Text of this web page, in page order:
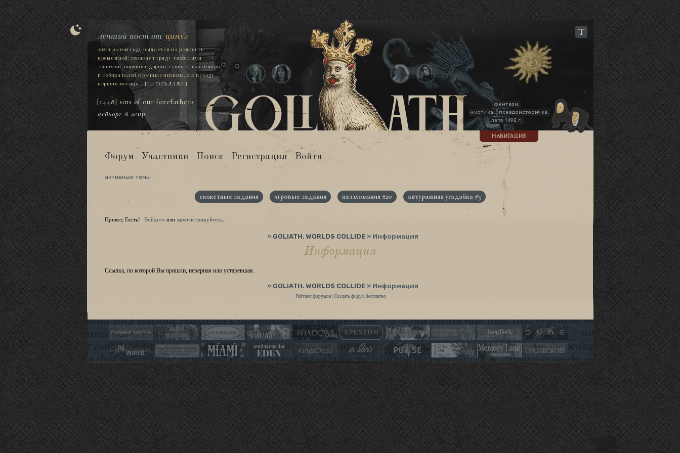
[1448] sins of our forefathers
асбьорг & эгир
лучший пост отцинхэ
зима в этом году выдается на редкость
промозглой: умывает гряду тяжелыми
ливнями, ворошит дороги, сгоняет охотников
и собирателей в речные низины, а к исходу
первого месяца...[ЧИТАТЬ ДАЛЕЕ]
фентези,
мистика,
псевдоисторичка,
лето 1492 г.
НАВИГАЦИЯ
Форум Участники Поиск Регистрация Войти
активные темы
сюжетные задания игровые задания паззломания #20 антуражная угадайка #3
Привет, Гость! Войдите или зарегистрируйтесь
» GOLIATH. WORLDS COLLIDE » Информация
Информация
Ссылка, по которой Вы пришли, неверная или устаревшая.
» GOLIATH. WORLDS COLLIDE » Информация
Рейтинг форумов| Создать форум бесплатно